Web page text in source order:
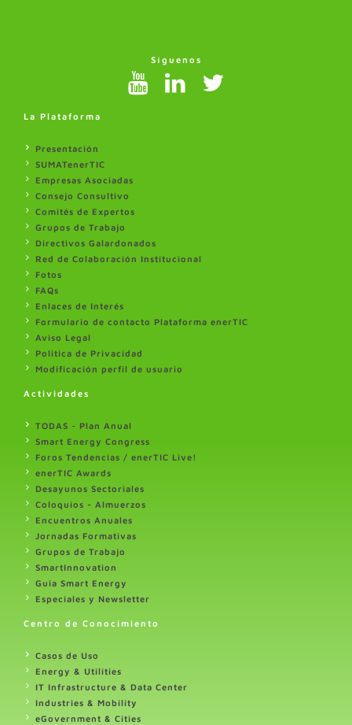
Síguenos
La Plataforma
Presentación
SUMATenerTIC
Empresas Asociadas
Consejo Consultivo
Comités de Expertos
Grupos de Trabajo
Directivos Galardonados
Red de Colaboración Institucional
Fotos
FAQs
Enlaces de Interés
Formulario de contacto Plataforma enerTIC
Aviso Legal
Politica de Privacidad
Modificación perfil de usuario
Actividades
TODAS - Plan Anual
Smart Energy Congress
Foros Tendencias / enerTIC Live!
enerTIC Awards
Desayunos Sectoriales
Coloquios - Almuerzos
Encuentros Anuales
Jornadas Formativas
Grupos de Trabajo
SmartInnovation
Guia Smart Energy
Especiales y Newsletter
Centro de Conocimiento
Casos de Uso
Energy & Utilities
IT Infrastructure & Data Center
Industries & Mobility
eGovernment & Cities